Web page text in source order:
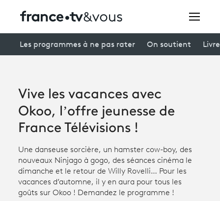
Creators
À la une
Participer et assister à une émission
À votre écoute
Productions et innovation
Les programmes à ne pas rater On soutient
Vive les vacances avec
Okoo, l’offre jeunesse de
France Télévisions !
Une danseuse sorcière, un hamster cow-boy, des
nouveaux Ninjago à gogo, des séances cinéma le
dimanche et le retour de Willy Rovelli… Pour les
vacances d’automne, il y en aura pour tous les
goûts sur Okoo ! Demandez le programme !